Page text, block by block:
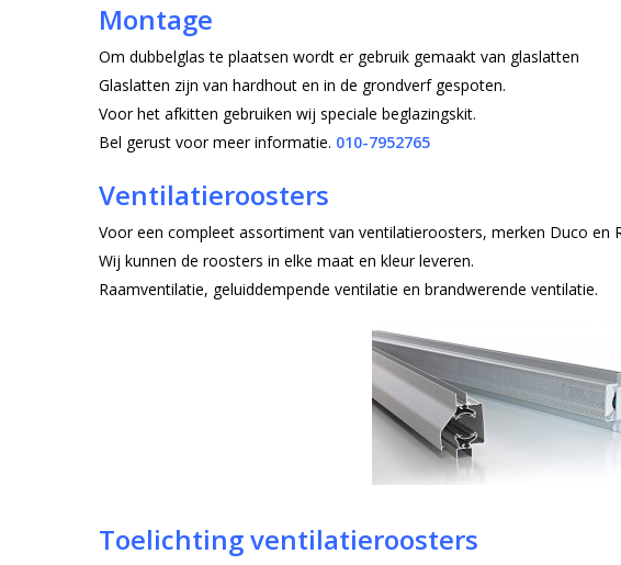
Montage
Om dubbelglas te plaatsen wordt er gebruik gemaakt van glaslatten
Glaslatten zijn van hardhout en in de grondverf gespoten.
Voor het afkitten gebruiken wij speciale beglazingskit.
Bel gerust voor meer informatie. 010-7952765
Ventilatieroosters
Voor een compleet assortiment van ventilatieroosters, merken Duco en
Wij kunnen de roosters in elke maat en kleur leveren.
Raamventilatie, geluiddempende ventilatie en brandwerende ventilatie.
Toelichting ventilatieroosters